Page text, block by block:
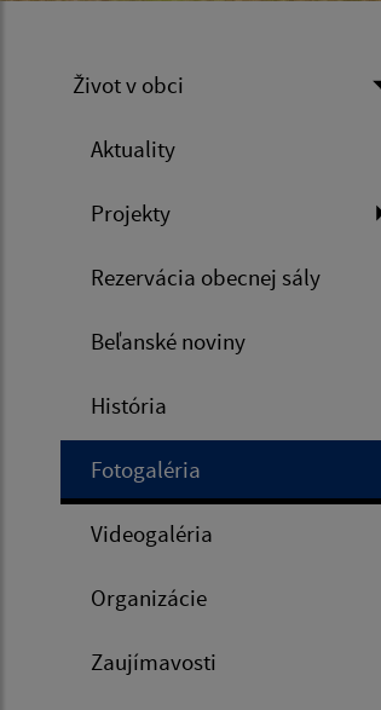
Život v obci
Aktuality
Projekty
Rezervácia obecnej sály
Beľanské noviny
História
Fotogaléria
Videogaléria
Organizácie
Zaujímavosti